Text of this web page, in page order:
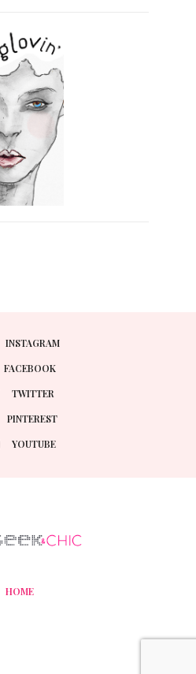
INSTAGRAM
FACEBOOK
TWITTER
PINTEREST
YOUTUBE
HOME